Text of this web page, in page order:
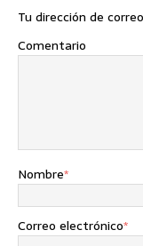
Tu dirección de
Comentario
Nombre*
Correo electrónico*